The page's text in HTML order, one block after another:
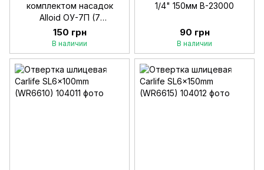
комплектом насадок
Alloid ОУ-7П (7
предметов)
150 грн
В наличии
1/4" 150мм В-23000
90 грн
В наличии